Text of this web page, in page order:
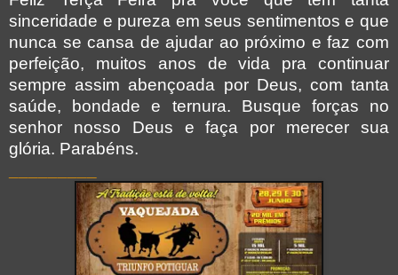
sinceridade e pureza em seus sentimentos e que
nunca se cansa de ajudar ao próximo e faz com
perfeição, muitos anos de vida pra continuar
sempre assim abençoada por Deus, com tanta
saúde, bondade e ternura. Busque forças no
senhor nosso Deus e faça por merecer sua
glória. Parabéns.